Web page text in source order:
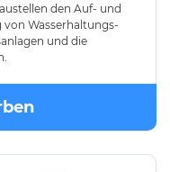
den Auf- und
Wasserhaltungs-
und die